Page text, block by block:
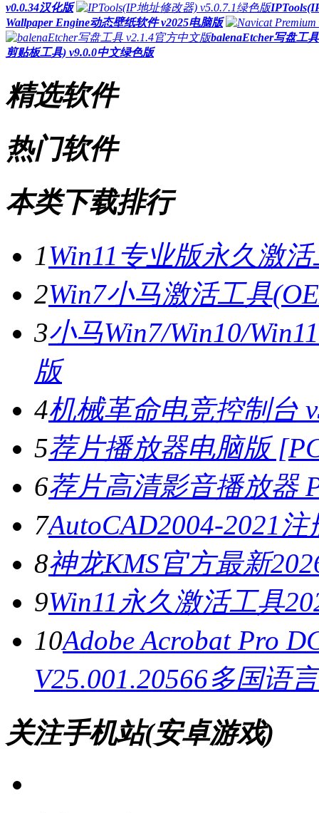
v0.0.34汉化版
Wallpaper Engine动态壁纸软件 v2025电脑版
balenaEtcher写盘工
剪贴板工具) v9.0.0中文绿色版
精选软件
热门软件
本类下载排行
1Win11专业版永久激
2Win7小马激活工具
3小马Win7/Win10/
版
4机械革命电竞控制台
5荐片播放器电脑版
6荐片高清影音播放器
7AutoCAD2004-2021
8神龙KMS官方最新
9Win11永久激活工具
10Adobe Acrobat Pro
V25.001.20566多国语
关注手机站(安卓游戏)